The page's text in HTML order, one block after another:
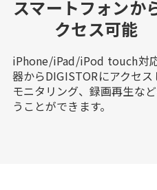
スマートフォンか
クセス可能
iPhone/iPad/iPod touch対
器からDIGISTORにアクセス
モニタリング、録画再生な
うことができます。